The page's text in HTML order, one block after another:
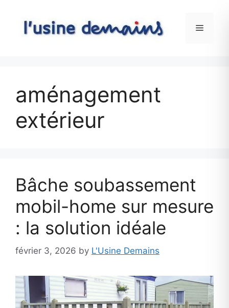
content
Menu
aménagement
extérieur
Bâche soubassement
mobil-home sur mesure
: la solution idéale
février 3, 2026 by L'Usine Demains